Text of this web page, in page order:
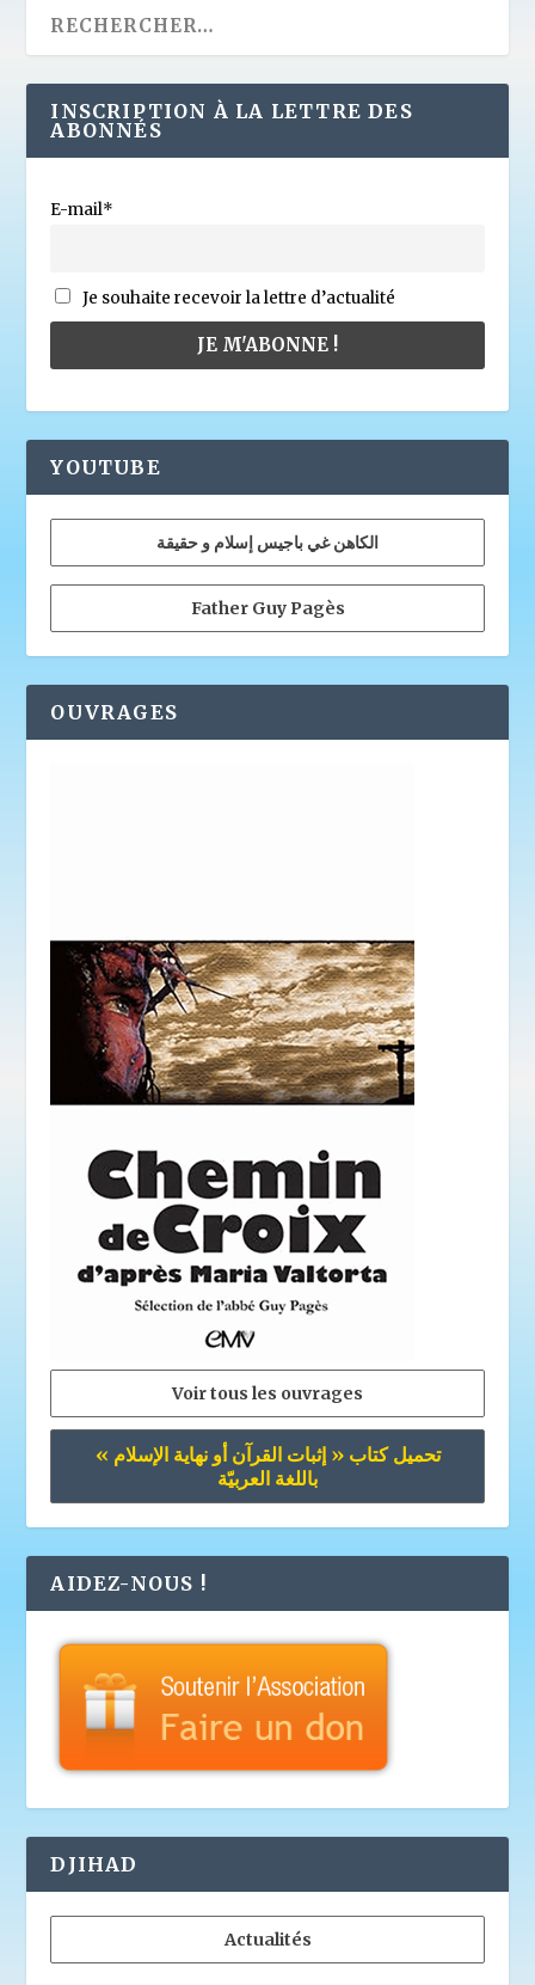
INSCRIPTION À LA LETTRE DES
ABONNÉS
E-mail*
Je souhaite recevoir la lettre d’actualité
YOUTUBE
الكاهن غي باجيس إسلام و حقيقة
Father Guy Pagès
OUVRAGES
Voir tous les ouvrages
تحميل كتاب « إثبات القرآن أو نهاية الإسلام »
باللغة العربيّة
AIDEZ-NOUS !
DJIHAD
Actualités